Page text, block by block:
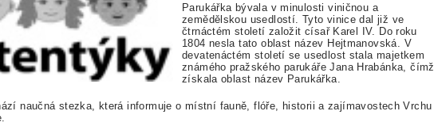
Parukářka bývala v minulosti viničnou a
zemědělskou usedlostí. Tyto vinice dal již ve
čtrnáctém století založit císař Karel IV. Do roku
1804 nesla tato oblast název Hejtmanovská. V
devatenáctém století se usedlost stala majetkem
známého pražského parukáře Jana Hrabánka, čímž
získala oblast název Parukářka.
naučná stezka, která informuje o místní fauně, flóře, historii a zajímavostech Vrchu